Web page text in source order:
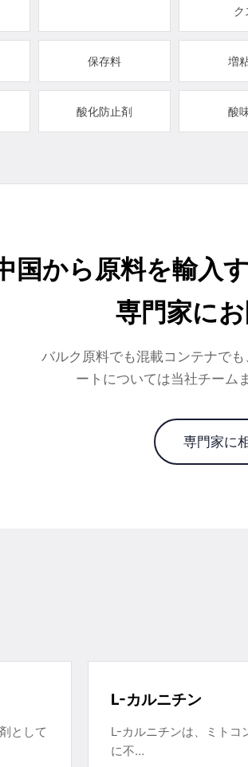
ク
保存料 増
酸化防止剤 酸
国から原料を輸入
専門家に
バルク原料でも混載コンテナで
ートについては当社チーム
専門家に
として
L-カルニチン
L-カルニチンは、ミトコ
に不…